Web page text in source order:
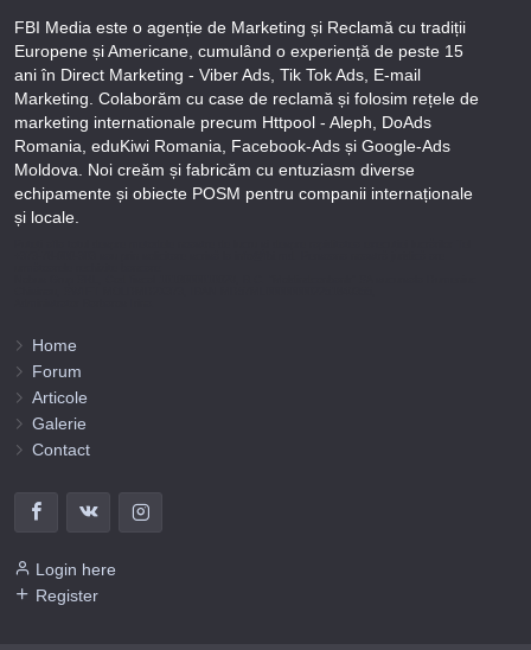
FBI Media este o agenție de Marketing și Reclamă cu tradiții
Europene și Americane, cumulând o experiență de peste 15
ani în Direct Marketing - Viber Ads, Tik Tok Ads, E-mail
Marketing. Colaborăm cu case de reclamă și folosim rețele de
marketing internationale precum Httpool - Aleph, DoAds
Romania, eduKiwi Romania, Facebook-Ads și Google-Ads
Moldova. Noi creăm și fabricăm cu entuziasm diverse
echipamente și obiecte POSM pentru companii internaționale
și locale.
Home
Forum
Articole
Galerie
Contact
Login here
Register